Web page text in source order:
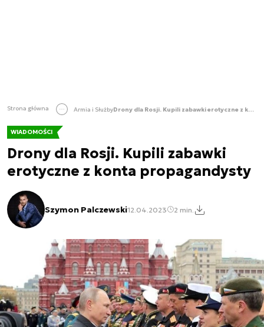
Strona główna Armia i Służby Drony dla Rosji. Kupili zabawki erotyczne z konta propagandysty
WIADOMOŚCI
Drony dla Rosji. Kupili zabawki
erotyczne z konta propagandysty
Szymon Palczewski12.04.2023 2 min.